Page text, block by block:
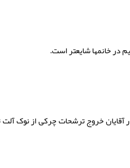
در خانمها شایعتر است.
خروج ترشحات چرکی از نوک آلت